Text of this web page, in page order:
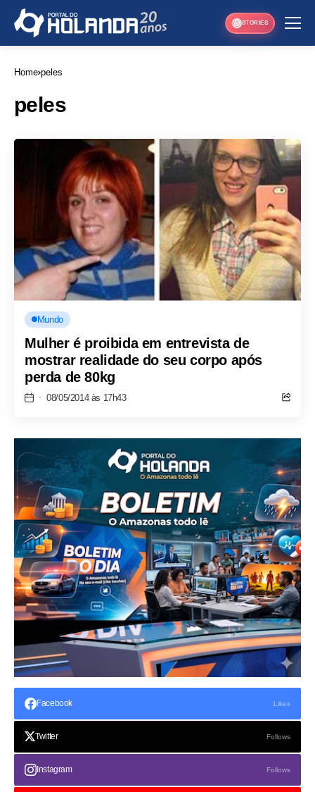
STORIES
Home peles
peles
Mundo
Mulher é proibida em entrevista de
mostrar realidade do seu corpo após
perda de 80kg
08/05/2014 às 17h43
Facebook Likes
Twitter Follows
Instagram Follows